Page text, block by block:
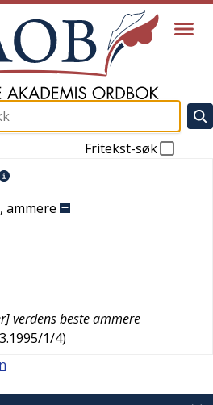
Fritekst-søk
, ammere
verdens beste ammere
1/4)